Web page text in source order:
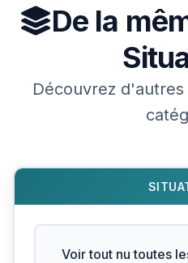
De la
Découvrez
Voir tout nu toutes